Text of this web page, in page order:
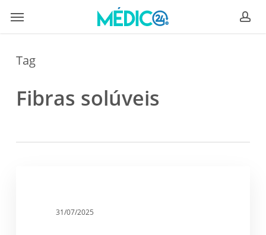
Menu
Tag
Fibras solúveis
31/07/2025